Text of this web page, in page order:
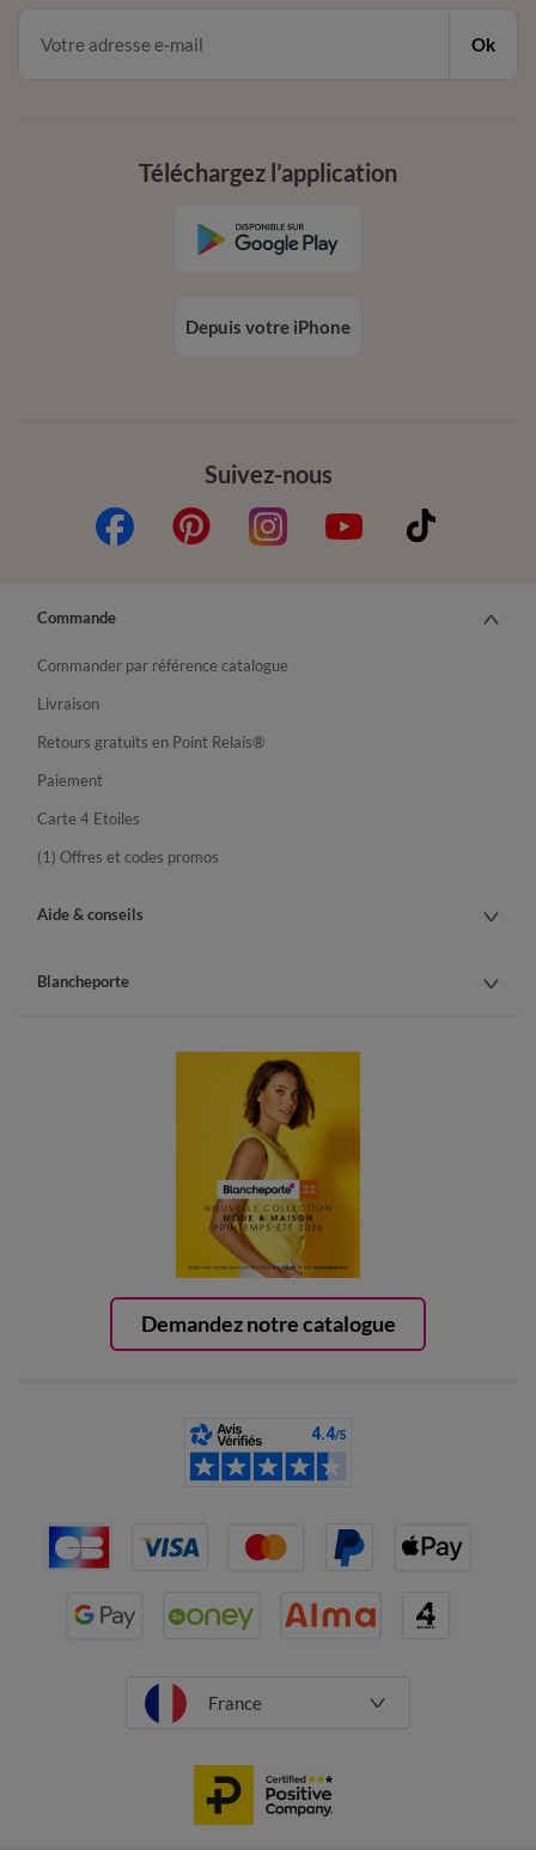
Ok
Suivez-nous
Téléchargez l’application
Depuis votre iPhone
Demandez notre catalogue
Commande
Commander par référence catalogue
Livraison
Retours gratuits en Point Relais®
Paiement
Carte 4 Etoiles
(1) Offres et codes promos
Aide & conseils
Blancheporte
France